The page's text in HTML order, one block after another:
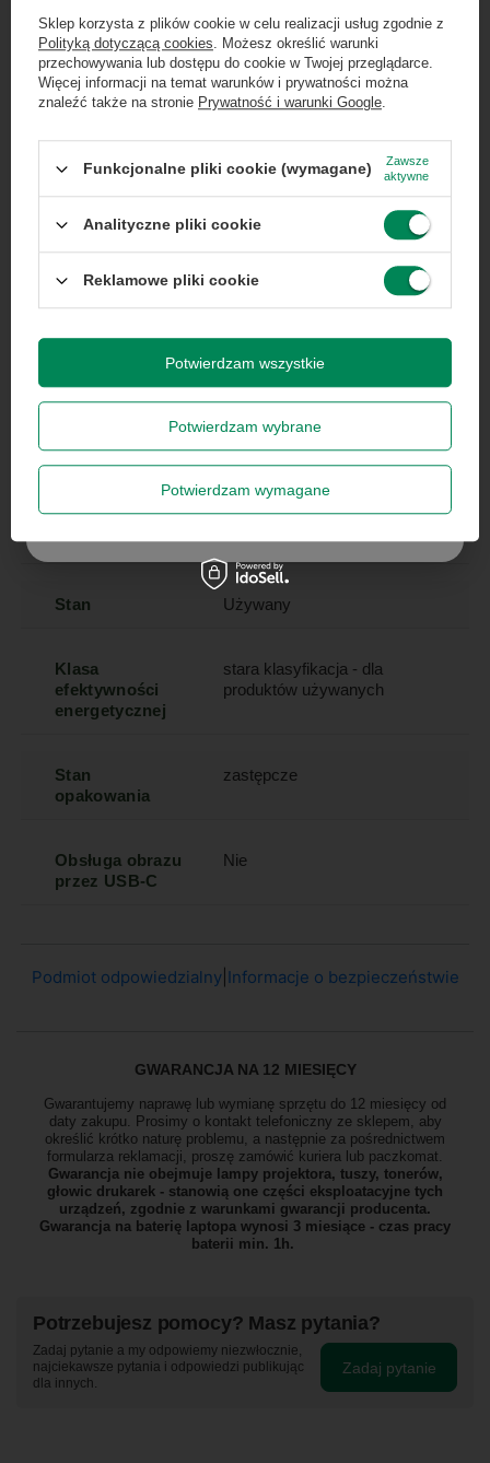
Wysokość
produktu
5
Głębokość
20
Długość towaru 20
Wysokość
towaru w
5 Więcej
Szerokość
Więcej
20 Więcej
Długość towaru
w
centymetrach Więcej
20 Więcej
Stan Używany
Klasa
efektywności
energetycznej
stara klasyfikacja - dla
produktów używanych
Stan
opakowania
zastępcze
Obsługa obrazu
przez USB-C
Nie
Podmiot odpowiedzialny| Informacje o bezpieczeństwie
GWARANCJA NA 12 MIESIĘCY
Gwarantujemy naprawę lub wymianę sprzętu do 12 miesięcy od
daty zakupu. Prosimy o kontakt telefoniczny ze sklepem, aby
określić krótko naturę problemu, a następnie za pośrednictwem
formularza reklamacji, proszę zamówić kuriera lub paczkomat.
Gwarancja nie obejmuje lampy projektora, tuszy, tonerów,
głowic drukarek - stanowią one części eksploatacyjne tych
urządzeń, zgodnie z warunkami gwarancji producenta.
Gwarancja na baterię laptopa wynosi 3 miesiące - czas pracy
baterii min. 1h.
Potrzebujesz pomocy? Masz pytania?
Zadaj pytanie a my odpowiemy niezwłocznie,
najciekawsze pytania i odpowiedzi publikując
dla innych.
Zadaj pytanie
Computers
Zgarnij jako pierwszy informacje o zniżkach i
rabatach w naszym sklepie!
...lub zadzwoń od razu, aby odebrać
przy zamówieniu telefonicznym
50 zł rabatu!
Rabat 50 zł przy zamówieniach powyżej 300 zł. Oferta
obejmuje zamówień hurtowych.
na potrzeby newslettera. Więcej wpolityce
Zapisz się
Sklep korzysta z plików cookie w celu realizacji usług zgodnie z
Polityką dotyczącą cookies. Możesz określić warunki
przechowywania lub dostępu do cookie w Twojej przeglądarce.
Więcej informacji na temat warunków i prywatności można
znaleźć także na stronie Prywatność i warunki Google.
Funkcjonalne pliki cookie (wymagane)
Zawsze
aktywne
Analityczne pliki cookie
Reklamowe pliki cookie
Potwierdzam wybrane
Potwierdzam wymagane
Potwierdzam wszystkie